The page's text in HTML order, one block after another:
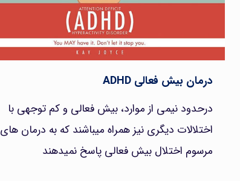
درمان بیش فعالی ADHD
درحدود نیمی از موارد، بیش فعالی و کم توجهی با
اختلالات دیگری نیز همراه میباشند که به درمان های
مرسوم اختلال بیش فعالی پاسخ نمیدهند